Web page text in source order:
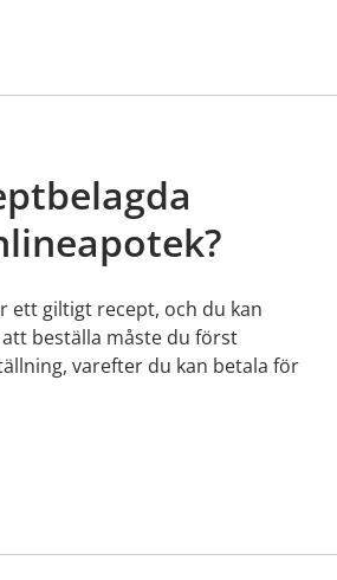
ett giltigt recept, och du kan
att beställa måste du först
varefter du kan betala för